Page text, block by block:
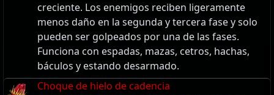
creciente. Los enemigos reciben ligeramente
menos daño en la segunda y tercera fase y solo
pueden ser golpeados por una de las fases.
Funciona con espadas, mazas, cetros, hachas,
báculos y estando desarmado.
Choque de hielo de cadencia